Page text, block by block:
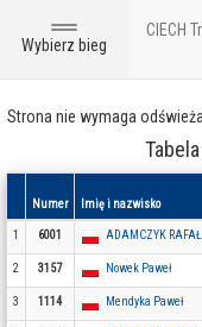
Toggle
navigation
Wybierz bieg
CIECH
Strona nie wymaga
Numer Imię i nazwisko
1 6001 ADAMCZYK RAFAŁ
2 3157 Nowek Paweł
3 1114 Mendyka Paweł